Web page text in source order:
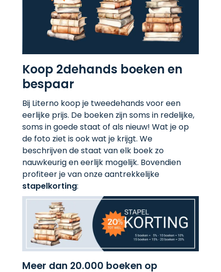
Koop 2dehands boeken en
bespaar
Bij Literno koop je tweedehands voor een
eerlijke prijs. De boeken zijn soms in redelijke,
soms in goede staat of als nieuw! Wat je op
de foto ziet is ook wat je krijgt. We
beschrijven de staat van elk boek zo
nauwkeurig en eerlijk mogelijk. Bovendien
profiteer je van onze aantrekkelijke
stapelkorting:
Meer dan 20.000 boeken op